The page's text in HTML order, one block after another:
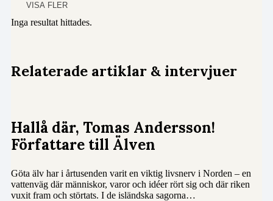
VISA FLER
Inga resultat hittades.
Relaterade artiklar & intervjuer
Hallå där, Tomas Andersson!
Författare till Älven
Göta älv har i årtusenden varit en viktig livsnerv i Norden – en
vattenväg där människor, varor och idéer rört sig och där riken
vuxit fram och störtats. I de isländska sagorna…